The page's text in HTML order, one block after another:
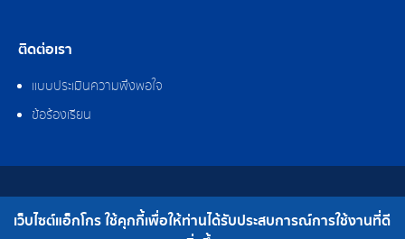
ติดต่อเรา
แบบประเมินความพึงพอใจ
ข้อร้องเรียน
สงวนลิขสิทธิ์ © 2562 บริษัท แอ็กโกร (ประเทศไทย) จำกัด
เบอร์โทร : 0-2308-2102 | โทรสาร : 0-2308-2487
เว็บไซต์แอ็กโกร ใช้คุกกี้เพื่อให้ท่านได้รับประสบการณ์การใช้งานที่ดี